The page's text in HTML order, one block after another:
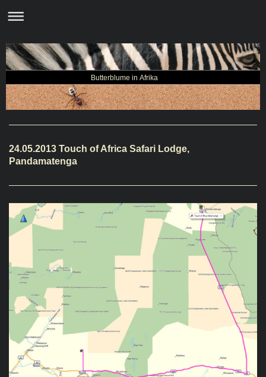
Butterblume in Afrika
24.05.2013 Touch of Africa Safari Lodge,
Pandamatenga